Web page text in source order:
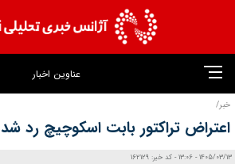
عناوین اخبار
خبر/
اعتراض تراکتور بابت اسکوچیچ رد شد
1405/03/13 - 13:06 - کد خبر: 162129